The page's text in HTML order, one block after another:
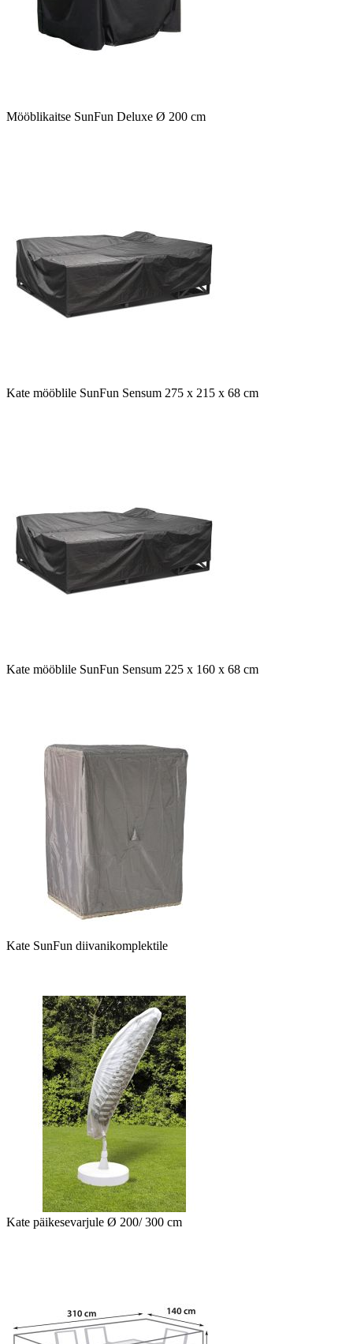
Mööblikaitse SunFun Deluxe Ø 200 cm
Kate mööblile SunFun Sensum 275 x 215 x 68 cm
Kate mööblile SunFun Sensum 225 x 160 x 68 cm
Kate SunFun diivanikomplektile
Kate päikesevarjule Ø 200/ 300 cm